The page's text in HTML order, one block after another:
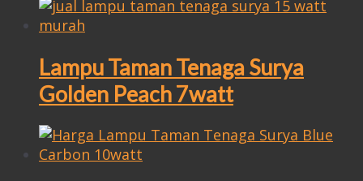
Lampu Taman Tenaga Surya
Golden Peach 7watt